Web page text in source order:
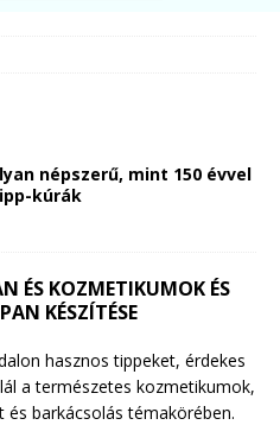
népszerű, mint 150 évvel
kúrák
ÉS KOZMETIKUMOK ÉS
KÉSZÍTÉSE
hasznos tippeket, érdekes
a természetes kozmetikumok,
barkácsolás témakörében.